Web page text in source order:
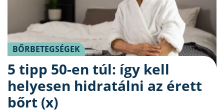
BŐRBETEGSÉGEK
5 tipp 50-en túl: így kell
helyesen hidratálni az érett
bőrt (x)